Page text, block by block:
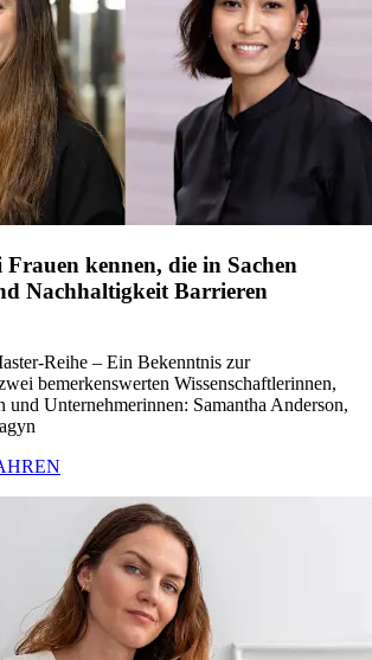
Frauen kennen, die in Sachen
Nachhaltigkeit Barrieren
Reihe – Ein Bekenntnis zur
bemerkenswerten Wissenschaftlerinnen,
Unternehmerinnen: Samantha Anderson,